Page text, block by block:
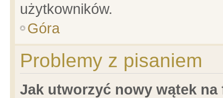
użytkowników.
Góra
Problemy z pisaniem
Jak utworzyć nowy wątek na